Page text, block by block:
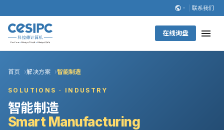
联系我们
在线询盘
首页 解决方案 智能制造
SOLUTIONS · INDUSTRY
智能制造
Smart Manufacturing